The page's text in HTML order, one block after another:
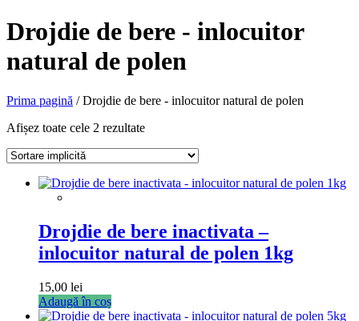
Drojdie de bere - inlocuitor
natural de polen
Prima pagină / Drojdie de bere - inlocuitor natural de polen
Afișez toate cele 2 rezultate
Drojdie de bere inactivata –
inlocuitor natural de polen 1kg
15,00 lei
Adaugă în coș